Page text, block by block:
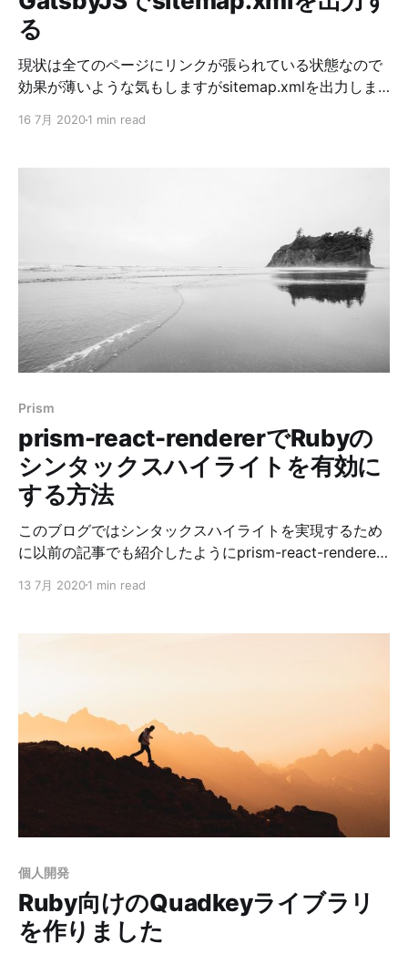
る
現状は全てのページにリンクが張られている状態なので
効果が薄いような気もしますがsitemap.xmlを出力しま
sitemapを使うのが楽です。 手順 ①gatsby-plugin-
`https://www.deg84.com`, // siteUrlの設定が必要です
}, plugins: [ // 中略 { resolve: 'gatsby-plugin-sitemap',
options: { sitemapSize: 5000, // 5000件毎にXMLファ
16 7月 20201 min read
Prism
prism-react-rendererでRubyの
シンタックスハイライトを有効に
する方法
このブログではシンタックスハイライトを実現するため
に以前の記事でも紹介したようにprism-react-renderer
イトが効いていないみたいだったので対応しました。 解
の本体が必要になるのでインストール yarn add prismjs
を読み込む import React from 'react' // highlight-start
import Highlight, { defaultProps, Prism } from 'prism-
react-renderer' // highlight-end import './code.sass' //
TypeScriptを使っている場合は型が怒られるので
declareが必要 declare global { // e
13 7月 20201 min read
個人開発
Ruby向けのQuadkeyライブラリ
を作りました